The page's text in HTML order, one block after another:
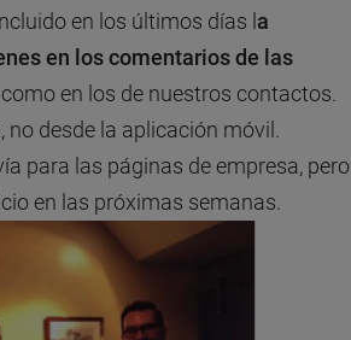
en los últimos días l a
en los comentarios de las
en los de nuestros contactos.
desde la aplicación móvil.
para las páginas de empresa, pero
en las próximas semanas.